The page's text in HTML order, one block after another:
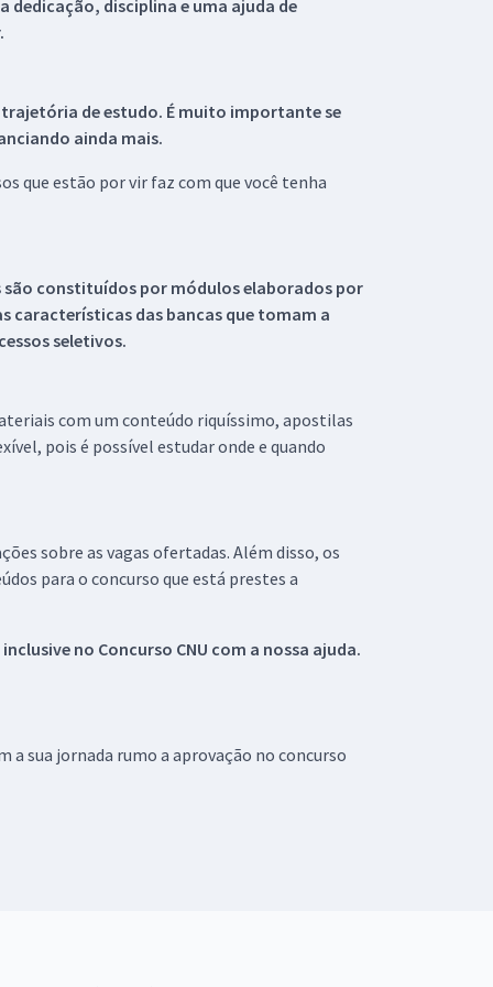
dedicação, disciplina e uma ajuda de
de estudo. É muito importante se
ainda mais.
que estão por vir faz com que você tenha
são constituídos por módulos elaborados por
características das bancas que tomam a
seletivos.
com um conteúdo riquíssimo, apostilas
pois é possível estudar onde e quando
sobre as vagas ofertadas. Além disso, os
para o concurso que está prestes a
no Concurso CNU com a nossa ajuda.
a sua jornada rumo a aprovação no concurso